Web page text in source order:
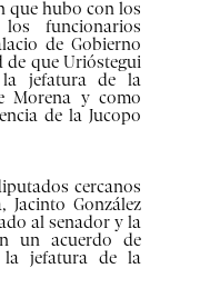
que hubo con los
funcionarios
de Gobierno
de que Urióstegui
la jefatura de la
Morena y como
de la Jucopo
cercanos
Jacinto González
al senador y la
un acuerdo de
la jefatura de la